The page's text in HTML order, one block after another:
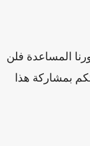
المساعدة فلن
بمشاركة هذا